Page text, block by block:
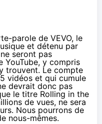
parole de VEVO, le
et détenu par
seront pas
YouTube, y compris
trouvent. Le compte
vidéos et qui cumule
devrait donc pas
le titre Rolling in the
de vues, ne sera
Nous pourrons de
nous-mêmes.